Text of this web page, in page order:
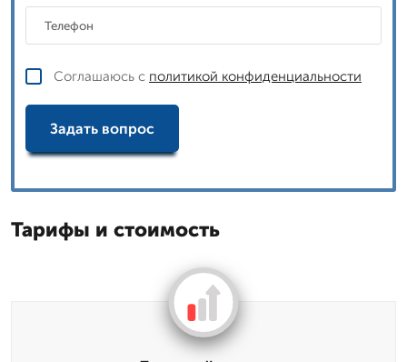
Соглашаюсь с политикой конфиденциальности
Задать вопрос
Тарифы и стоимость